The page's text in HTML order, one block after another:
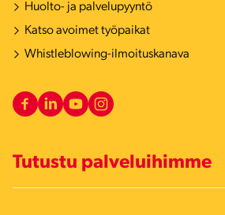
Huolto- ja palvelupyyntö
Katso avoimet työpaikat
Whistleblowing-ilmoituskanava
Tutustu palveluihimme